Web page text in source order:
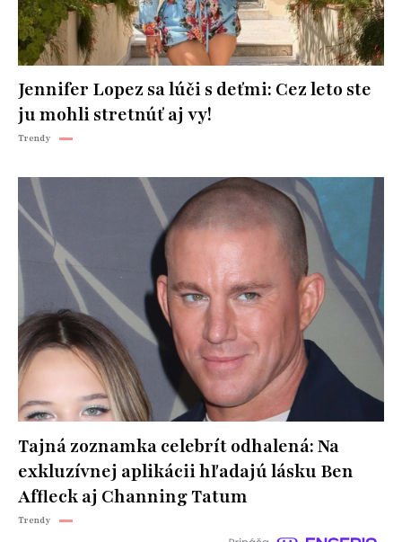
Jennifer Lopez sa lúči s deťmi: Cez leto ste
ju mohli stretnúť aj vy!
Trendy
Tajná zoznamka celebrít odhalená: Na
exkluzívnej aplikácii hľadajú lásku Ben
Affleck aj Channing Tatum
Trendy